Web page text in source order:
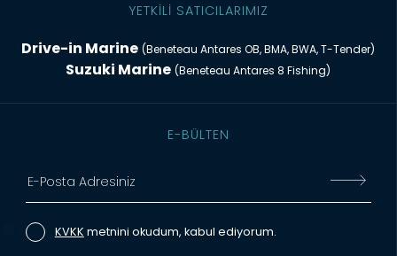
YETKİLİ SATICILARIMIZ
Drive-in Marine (Beneteau Antares OB, BMA, BWA, T-Tender)
Suzuki Marine (Beneteau Antares 8 Fishing)
E-BÜLTEN
KVKK metnini okudum, kabul ediyorum.